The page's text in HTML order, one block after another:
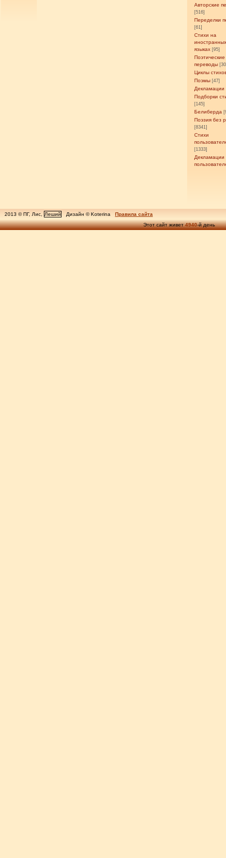
Авторские
[516]
Переделки
[61]
Стихи на
языках [95]
Поэтические
переводы
Циклы
Поэмы [47]
Декламации
Подборки
[145]
Белиберда
Поэзия без
[8341]
Стихи
[1333]
Декламации
2013 © ПГ, Лис, Леший Дизайн © Koterina
Правила сайта
Этот сайт живет4940-й день